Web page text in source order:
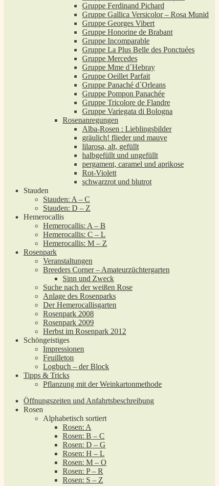
Gruppe Ferdinand Pichard
Gruppe Gallica Versicolor – Rosa Munid
Gruppe Georges Vibert
Gruppe Honorine de Brabant
Gruppe Incomparable
Gruppe La Plus Belle des Ponctuées
Gruppe Mercedes
Gruppe Mme d´Hebray
Gruppe Oeillet Parfait
Gruppe Panaché d´Orleans
Gruppe Pompon Panachée
Gruppe Tricolore de Flandre
Gruppe Variegata di Bologna
Rosenanregungen
Alba-Rosen : Lieblingsbilder
gräulich! flieder und mauve
lilarosa, alt, gefüllt
halbgefüllt und ungefüllt
pergament, caramel und aprikose
Rot-Violett
schwarzrot und blutrot
Stauden
Stauden: A – C
Stauden: D – Z
Hemerocallis
Hemerocallis: A – B
Hemerocallis: C – L
Hemerocallis: M – Z
Rosenpark
Veranstaltungen
Breeders Corner – Amateurzüchtergarten
Sinn und Zweck
Suche nach der weißen Rose
Anlage des Rosenparks
Der Hemerocallisgarten
Rosenpark 2008
Rosenpark 2009
Herbst im Rosenpark 2012
Schöngeistiges
Impressionen
Feuilleton
Logbuch – der Block
Tipps & Tricks
Pflanzung mit der Weinkartonmethode
Öffnungszeiten und Anfahrtsbeschreibung
Rosen
Alphabetisch sortiert
Rosen: A
Rosen: B – C
Rosen: D – G
Rosen: H – L
Rosen: M – O
Rosen: P – R
Rosen: S – Z